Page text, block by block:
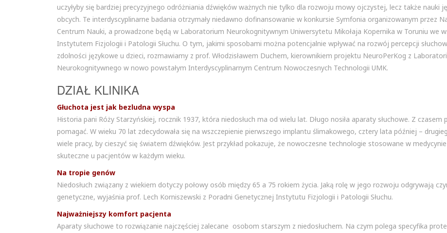
uczyłyby się bardziej precyzyjnego odróżniania dźwięków ważnych nie tylko dla rozwoju mowy ojczystej, lecz także nauki
obcych. Te interdyscyplinarne badania otrzymały niedawno dofinansowanie w konkursie Symfonia organizowanym przez
Centrum Nauki, a prowadzone będą w Laboratorium Neurokognitywnym Uniwersytetu Mikołaja Kopernika w Toruniu we
Instytutem Fizjologii i Patologii Słuchu. O tym, jakimi sposobami można potencjalnie wpływać na rozwój percepcji
zdolności językowe u dzieci, rozmawiamy z prof. Włodzisławem Duchem, kierownikiem projektu NeuroPerKog z
Neurokognitywnego w nowo powstałym Interdyscyplinarnym Centrum Nowoczesnych Technologii UMK.
DZIAŁ KLINIKA
Głuchota jest jak bezludna wyspa
Historia pani Róży Starzyńskiej, rocznik 1937, która niedosłuch ma od wielu lat. Długo nosiła aparaty słuchowe. Z czasem
pomagać. W wieku 70 lat zdecydowała się na wszczepienie pierwszego implantu ślimakowego, cztery lata później –
wiele pracy, by cieszyć się światem dźwięków. Jest przykład pokazuje, że nowoczesne technologie stosowane w
skuteczne u pacjentów w każdym wieku.
Na tropie genów
Niedosłuch związany z wiekiem dotyczy połowy osób między 65 a 75 rokiem życia. Jaką rolę w jego rozwoju odgrywają
genetyczne, wyjaśnia prof. Lech Korniszewski z Poradni Genetycznej Instytutu Fizjologii i Patologii Słuchu.
Najważniejszy komfort pacjenta
Aparaty słuchowe to rozwiązanie najczęściej zalecane osobom starszym z niedosłuchem. Na czym polega specyfika